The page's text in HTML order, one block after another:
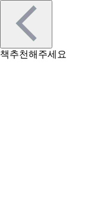
책추천해주세요